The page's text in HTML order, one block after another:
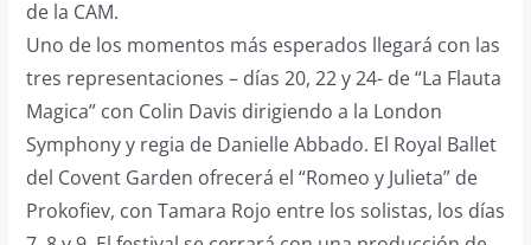
de la CAM.
Uno de los momentos más esperados llegará con las
tres representaciones – días 20, 22 y 24- de “La Flauta
Magica” con Colin Davis dirigiendo a la London
Symphony y regia de Danielle Abbado. El Royal Ballet
del Covent Garden ofrecerá el “Romeo y Julieta” de
Prokofiev, con Tamara Rojo entre los solistas, los días